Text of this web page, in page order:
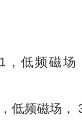
，低频磁场
低频磁场，